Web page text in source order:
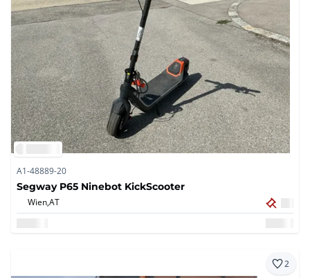
A1-48889-20
Segway P65 Ninebot KickScooter
Wien,AT
2